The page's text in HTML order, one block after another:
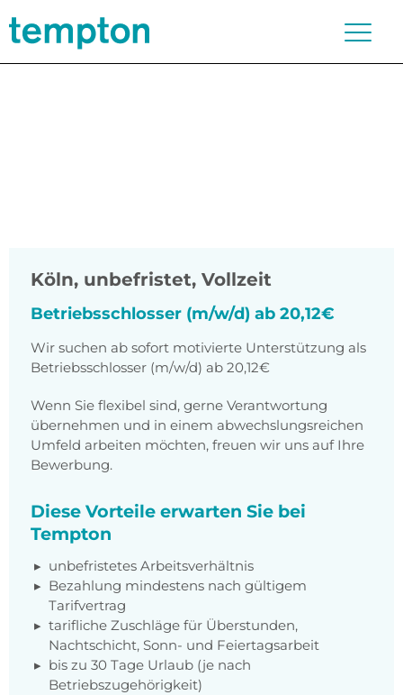
Köln, unbefristet, Vollzeit
Betriebsschlosser (m/w/d) ab 20,12€
Wir suchen ab sofort motivierte Unterstützung als
Betriebsschlosser (m/w/d) ab 20,12€
Wenn Sie flexibel sind, gerne Verantwortung
übernehmen und in einem abwechslungsreichen
Umfeld arbeiten möchten, freuen wir uns auf Ihre
Bewerbung.
Diese Vorteile erwarten Sie bei
Tempton
unbefristetes Arbeitsverhältnis
Bezahlung mindestens nach gültigem
Tarifvertrag
tarifliche Zuschläge für Überstunden,
Nachtschicht, Sonn- und Feiertagsarbeit
bis zu 30 Tage Urlaub (je nach
Betriebszugehörigkeit)